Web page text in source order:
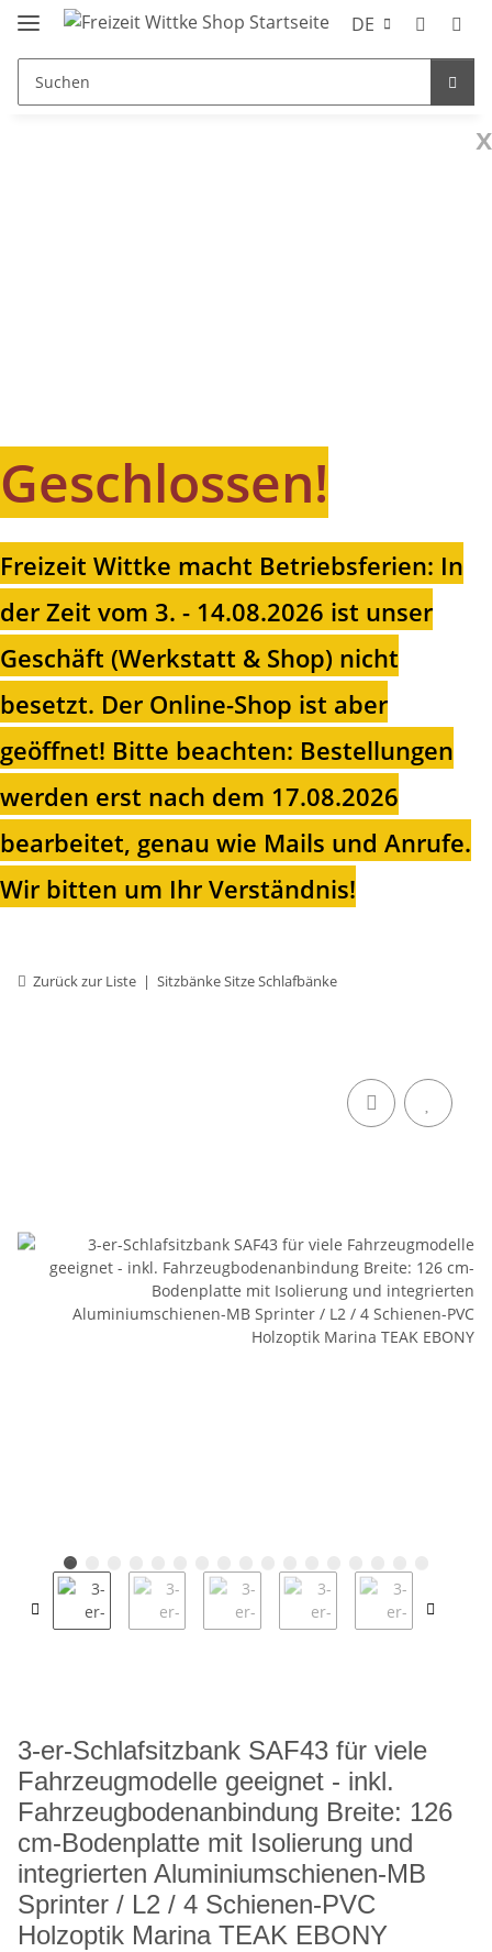
DE
x
Geschlossen!
Freizeit Wittke macht Betriebsferien: In
der Zeit vom 3. - 14.08.2026 ist unser
Geschäft (Werkstatt & Shop) nicht
besetzt. Der Online-Shop ist aber
geöffnet! Bitte beachten: Bestellungen
werden erst nach dem 17.08.2026
bearbeitet, genau wie Mails und Anrufe.
Wir bitten um Ihr Verständnis!
Zurück zur Liste Sitzbänke Sitze Schlafbänke
3-er-Schlafsitzbank SAF43 für viele
Fahrzeugmodelle geeignet - inkl.
Fahrzeugbodenanbindung Breite: 126
cm-Bodenplatte mit Isolierung und
integrierten Aluminiumschienen-MB
Sprinter / L2 / 4 Schienen-PVC
Holzoptik Marina TEAK EBONY